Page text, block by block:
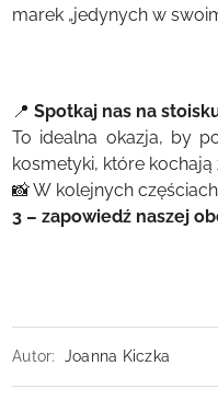
marek „jedynych w
📍 Spotkaj nas na
To idealna okazja, by
kosmetyki, które
📸 W kolejnych
3 – zapowiedź naszej
Autor: Joanna Kiczka